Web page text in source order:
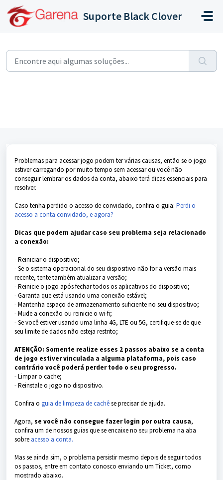
Ir para o conteúdo principal
Suporte Black Clover
Problemas para acessar jogo podem ter várias causas, então se o jogo
estiver carregando por muito tempo sem acessar ou você não
conseguir lembrar os dados da conta, abaixo terá dicas essenciais para
resolver.
Caso tenha perdido o acesso de convidado, confira o guia: Perdi o
acesso a conta convidado, e agora?
Dicas que podem ajudar caso seu problema seja relacionado
a conexão:
- Reiniciar o dispositivo;
- Se o sistema operacional do seu dispositivo não for a versão mais
recente, tente também atualizar a versão;
- Reinicie o jogo após fechar todos os aplicativos do dispositivo;
- Garanta que está usando uma conexão estável;
- Mantenha espaço de armazenamento suficiente no seu dispositivo;
- Mude a conexão ou reinicie o wi-fi;
- Se você estiver usando uma linha 4G, LTE ou 5G, certifique-se de que
seu limite de dados não esteja restrito;
ATENÇÃO: Somente realize esses 2 passos abaixo se a conta
de jogo estiver vinculada a alguma plataforma, pois caso
contrário você poderá perder todo o seu progresso.
- Limpar o cache;
- Reinstale o jogo no dispositivo.
Confira o guia de limpeza de cachêse precisar de ajuda.
Agora, se você não consegue fazer login por outra causa,
confira um de nossos guias que se encaixe no seu problema na aba
sobre acesso a conta.
Mas se ainda sim, o problema persistir mesmo depois de seguir todos
os passos, entre em contato conosco enviando um Ticket, como
mostrado abaixo.